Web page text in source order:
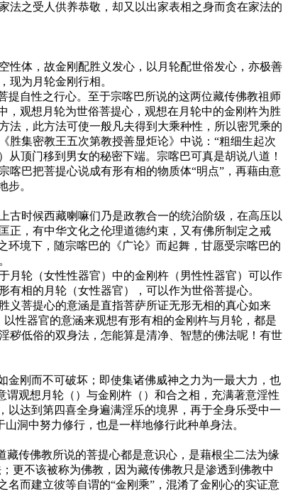
法之受人供养恭敬，却又以出家表相之身而贪在家法的
体，故金刚配胜义发心，以月轮配世俗发心，亦极善
现为月轮金刚行相。
自性之行心。至于宗喀巴所说的这两位藏传佛教祖师
，观想月轮为世俗菩提心，观想在月轮中的金刚杵为胜
法，此方法可使一般凡夫得到大乘种性，所以密咒乘的
胜集密教王五次第教授善显炬论》中说：“粗细生起次
顶门移到男女的秘密下端。宗喀巴可真是胡说八道！
巴把菩提心说成有形有相的物质体“明点”，再藉由意
步。
时候西藏喇嘛们乃是政教合一的统治阶级，在高压以
正，有中华文化之伦理道德约束，又有佛所制定之戒
环境下，随宗喀巴的《广论》而起舞，甘愿受宗喀巴的
轮（女性性器官）中的金刚杵（男性性器官）可以作
相的月轮（女性器官），可以作为世俗菩提心。
菩提心的意涵是直指菩萨所证无形无相的真心如来
性器官的意涵来观想有形有相的金刚杵与月轮，都是
秽低俗的双身法，怎能算是清净、智慧的佛法呢！有世
刚而不可破坏；即使集诸佛威神之力为一最大力，也
观想月轮（）与金刚杵（）和合之相，充满著意淫性
以达到第四喜全身遍满淫乐的境界，再于全身乐受中一
洞中努力修行，也是一样地修行此种单身法。
传佛教所说的菩提心都是意识心，是藉根尘二法为缘
更不该被称为佛教，因为藏传佛教只是渗透到佛教中
而建立彼等自谓的“金刚乘”，混淆了金刚心的实证意